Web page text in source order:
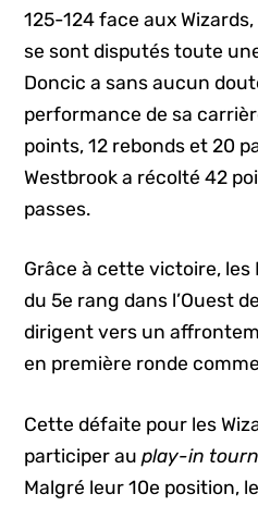
125-124 face aux
se sont disputés toute
Doncic a sans aucun
performance de sa
points, 12 rebonds et 20
Westbrook a récolté 42
passes.
Grâce à cette victoire,
du 5e rang dans l’Ouest
dirigent vers un
en première ronde
Cette défaite pour les
participer auplay-in
Malgré leur 10e position,